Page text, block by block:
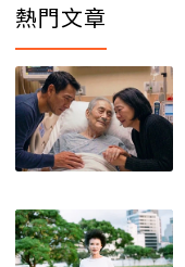
熱門文章